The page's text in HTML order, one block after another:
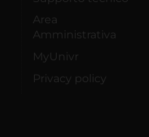
Area
Amministrativa
MyUnivr
Privacy policy